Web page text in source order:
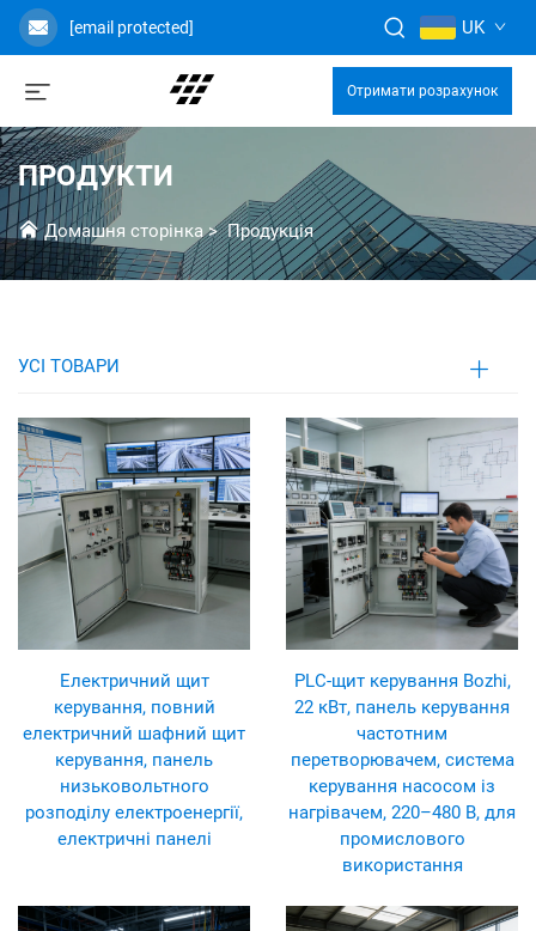
[email protected] UK
Отримати розрахунок
ПРОДУКТИ
Домашня сторінка>Продукція
УСІ ТОВАРИ
Електричний щит
керування, повний
електричний шафний щит
керування, панель
низьковольтного
розподілу електроенергії,
електричні панелі
PLC-щит керування Bozhi,
22 кВт, панель керування
частотним
перетворювачем, система
керування насосом із
нагрівачем, 220–480 В, для
промислового
використання